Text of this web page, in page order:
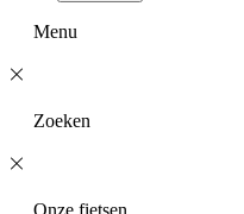
Menu
Zoeken
Onze fietsen